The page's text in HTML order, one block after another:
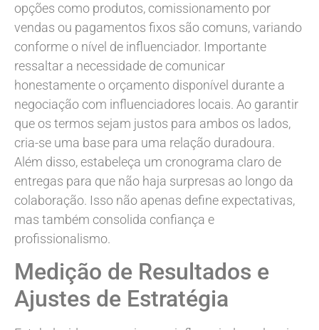
opções como produtos, comissionamento por
vendas ou pagamentos fixos são comuns, variando
conforme o nível de influenciador. Importante
ressaltar a necessidade de comunicar
honestamente o orçamento disponível durante a
negociação com influenciadores locais. Ao garantir
que os termos sejam justos para ambos os lados,
cria-se uma base para uma relação duradoura.
Além disso, estabeleça um cronograma claro de
entregas para que não haja surpresas ao longo da
colaboração. Isso não apenas define expectativas,
mas também consolida confiança e
profissionalismo.
Medição de Resultados e
Ajustes de Estratégia